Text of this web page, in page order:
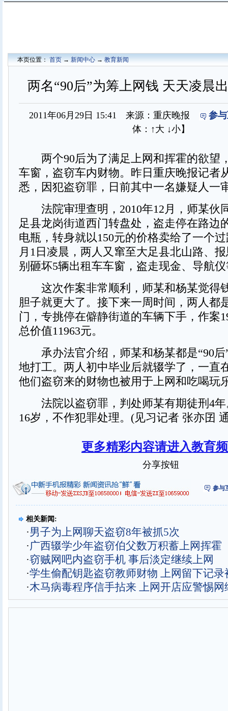
本页位置：首页→新闻中心→教育新闻
两名“90后”为筹上网钱 天天凌晨
2011年06月29日 15:41 来源：重庆晚报
参
体： ↑大 ↓小】
两个90后为了满足上网和挥霍的欲望
车窗，盗窃车内财物。昨日重庆晚报记者
悉，因犯盗窃罪，日前其中一名嫌疑人一
法院审理查明，2010年12月，师某伙
足县龙岗街道西门转盘处，盗走停在路边
电瓶，转身就以150元的价格卖给了一个
月1日凌晨，两人又窜至大足县北山路、
别砸坏5辆出租车车窗，盗走现金、导航
这次作案非常顺利，师某和杨某觉得
胆子就更大了。接下来一周时间，两人都
门，专挑停在僻静街道的车辆下手，作案
总价值11963元。
承办法官介绍，师某和杨某都是“90后
地打工。两人初中毕业后就辍学了，一直
他们盗窃来的财物也被用于上网和吃喝玩
法院以盗窃罪，判处师某有期徒刑4年
16岁，不作犯罪处理。(见习记者 张亦囝
更多精彩内容请进入教育
分享按钮
参与
相关新闻:
·男子为上网聊天盗窃8年被抓5次
·广西辍学少年盗窃伯父数万积蓄上网挥霍
·窃贼网吧内盗窃手机 事后淡定继续上网
·学生偷配钥匙盗窃教师财物 上网留下记录
·木马病毒程序信手拈来 上网开店应警惕网